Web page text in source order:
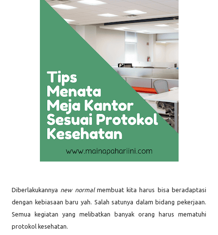
Diberlakukannya new normalmembuat kita harus bisa beradaptasi
dengan kebiasaan baru yah. Salah satunya dalam bidang pekerjaan.
Semua kegiatan yang melibatkan banyak orang harus mematuhi
protokol kesehatan.